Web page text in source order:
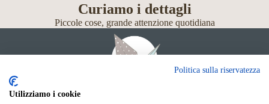
Curiamo i dettagli
Piccole cose, grande attenzione quotidiana
Politica sulla riservatezza
Utilizziamo i cookie